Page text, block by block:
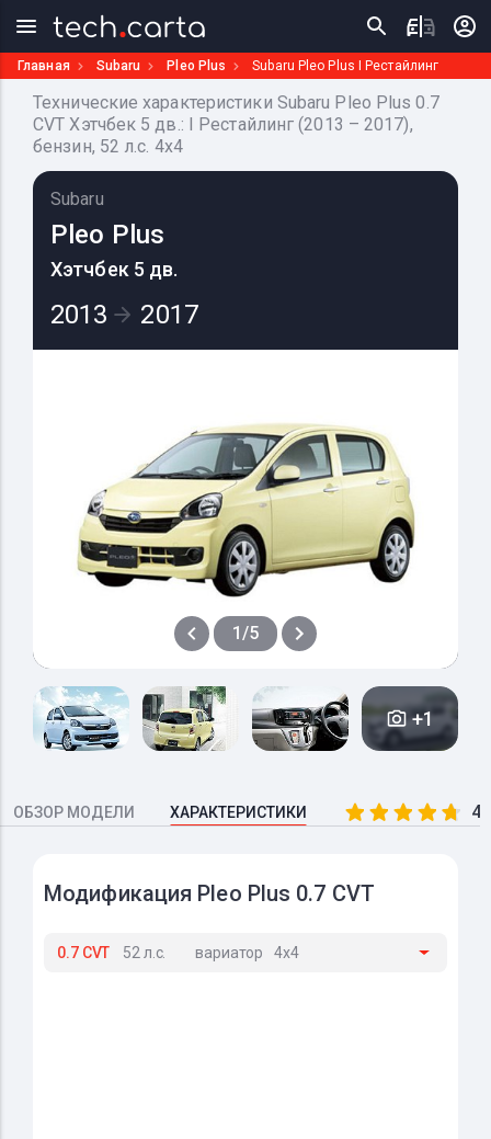
Главная Subaru Pleo Plus Subaru Pleo Plus I Рестайлинг
Технические характеристики Subaru Pleo Plus 0.7
CVT Хэтчбек 5 дв.: I Рестайлинг (2013 – 2017),
бензин, 52 л.с. 4x4
Subaru
Pleo Plus
Хэтчбек 5 дв.
2013 2017
1/5
+1
ОБЗОР МОДЕЛИ ХАРАКТЕРИСТИКИ
Модификация Pleo Plus 0.7 CVT
0.7 CVT 52 л.с. вариатор 4x4